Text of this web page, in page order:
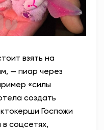
взять на
— пиар через
«силы
создать
Госпожи
соцсетях,